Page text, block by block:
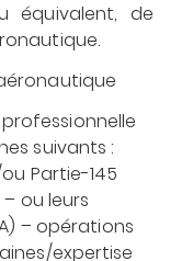
équivalent, de
suivants :
Partie-145
ou leurs
– opérations
expertise